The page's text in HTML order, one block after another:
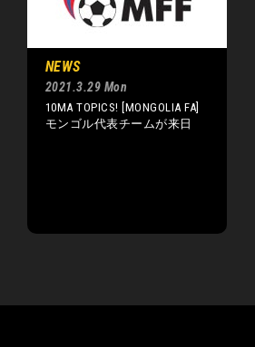
NEWS
2021.3.29 Mon
10MA TOPICS! [MONGOLIA FA]
モンゴル代表チームが来日